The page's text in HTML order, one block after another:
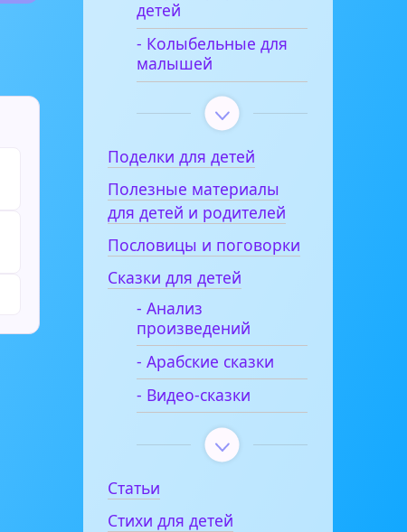
детей
- Колыбельные для
малышей
Поделки для детей
Полезные материалы
для детей и родителей
Пословицы и поговорки
Сказки для детей
- Анализ
произведений
- Арабские сказки
- Видео-сказки
Статьи
Стихи для детей